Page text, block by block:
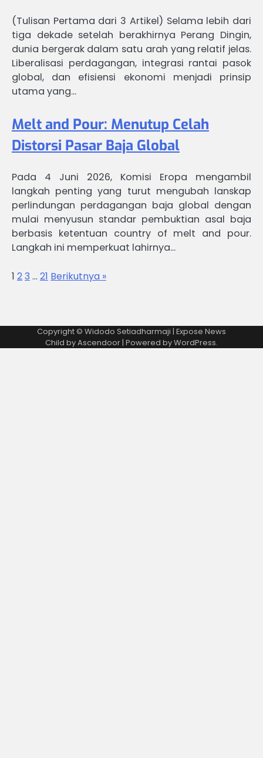
(Tulisan Pertama dari 3 Artikel) Selama lebih dari
tiga dekade setelah berakhirnya Perang Dingin,
dunia bergerak dalam satu arah yang relatif jelas.
Liberalisasi perdagangan, integrasi rantai pasok
global, dan efisiensi ekonomi menjadi prinsip
utama yang…
Melt and Pour: Menutup Celah
Distorsi Pasar Baja Global
Pada 4 Juni 2026, Komisi Eropa mengambil
langkah penting yang turut mengubah lanskap
perlindungan perdagangan baja global dengan
mulai menyusun standar pembuktian asal baja
berbasis ketentuan country of melt and pour.
Langkah ini memperkuat lahirnya…
1 23 … 21 Berikutnya »
Copyright © Widodo Setiadharmaji | Expose News
Child byAscendoor | Powered byWordPress.